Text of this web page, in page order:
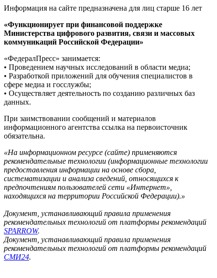
Информация на сайте предназначена для лиц старше 16 лет
«Функционирует при финансовой поддержке
Министерства цифрового развития, связи и массовых
коммуникаций Российской Федерации»
«ФедералПресс» занимается:
• Проведением научных исследований в области медиа;
• Разработкой приложений для обучения специалистов в
сфере медиа и госслужбы;
• Осуществляет деятельность по созданию различных баз
данных.
При заимствовании сообщений и материалов
информационного агентства ссылка на первоисточник
обязательна.
«На информационном ресурсе (сайте) применяются
рекомендательные технологии (информационные технологии
предоставления информации на основе сбора,
систематизации и анализа сведений, относящихся к
предпочтениям пользователей сети «Интернет»,
находящихся на территории Российской Федерации).»
Документ, устанавливающий правила применения
рекомендательных технологий от платформы рекомендаций
SPARROW.
Документ, устанавливающий правила применения
рекомендательных технологий от платформы рекомендаций
СМИ24.